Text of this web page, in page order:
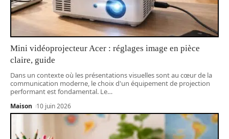
Mini vidéoprojecteur Acer : réglages image en pièce
claire, guide
Dans un contexte où les présentations visuelles sont au cœur de la
communication moderne, le choix d'un équipement de projection
performant est fondamental. Le…
Maison 10 juin 2026